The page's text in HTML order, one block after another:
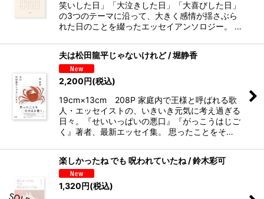
笑いした日」「大泣きした日」「大喜びした日」
の3つのテーマに沿って、大きく感情が揺さぶら
れた日のことを綴ったエッセイアンソロジー。 …
夫は松田龍平じゃないけれど / 堀静香
2,200円(税込)
19cm×13cm 208P 家庭内で王様と呼ばれる歌
人・エッセイストの、いきいき元気に考え過ぎる
日々。『せいいっぱいの悪口』『がっこうはじご
く』著者、最新エッセイ集。 思ったことをそ…
楽しかったね でも 呪われていたね / 鈴木彩可
1,320円(税込)